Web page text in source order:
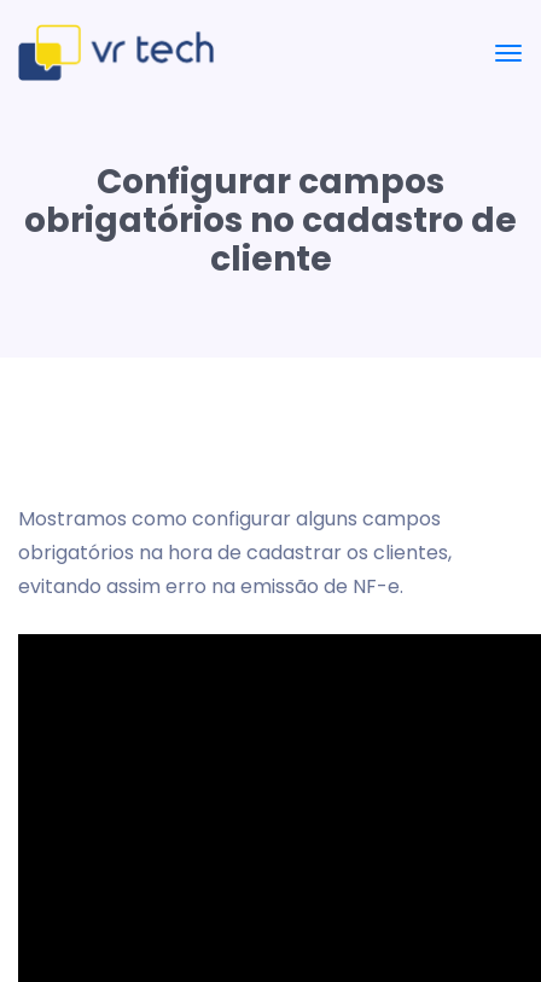
Configurar campos
obrigatórios no cadastro de
cliente
Mostramos como configurar alguns campos
obrigatórios na hora de cadastrar os clientes,
evitando assim erro na emissão de NF-e.